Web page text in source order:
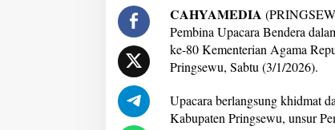
a
r
i
A
m
l
B
CAHYAMEDIA
Pembina Upacara Bendera
ke-80 Kementerian Agama
Pringsewu, Sabtu (3/1/2026).
Upacara berlangsung khidmat
Kabupaten Pringsewu, unsur